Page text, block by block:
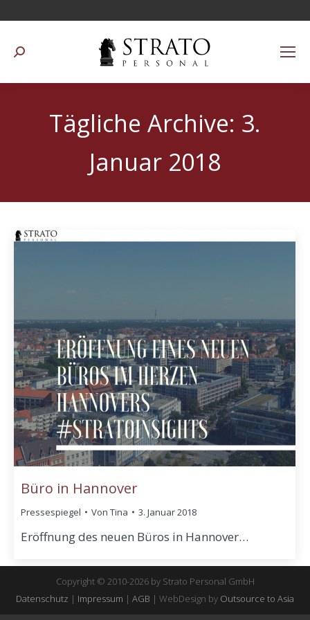
Suchen:
Tägliche Archive: 3.
Januar 2018
Büro in Hannover
Pressespiegel Von Tina 3. Januar 2018
Eröffnung des neuen Büros in Hannover…
Copyright © 2010-2026 by Strato Personal GmbH
Datenschutz | Impressum | AGB | WebDesign by Outsource to Asia